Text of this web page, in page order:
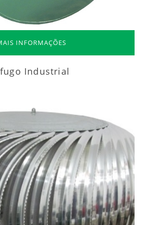
INFORMAÇÕES
Industrial